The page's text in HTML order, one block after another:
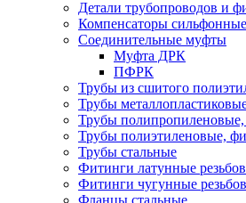
Детали трубопроводов и
Компенсаторы
Соединительные муфты
Муфта ДРК
ПФРК
Трубы из сшитого
Трубы
Трубы
Трубы полиэтиленовые,
Трубы стальные
Фитинги латунные
Фитинги чугунные
Фланцы стальные